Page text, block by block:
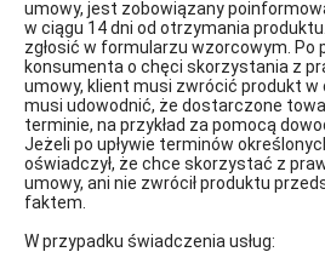
umowy, jest zobowiązany
w ciągu 14 dni od otrzymania
zgłosić w formularzu wzorcowym. Po
konsumenta o chęci skorzystania z
umowy, klient musi zwrócić produkt w
musi udowodnić, że dostarczone
terminie, na przykład za pomocą
Jeżeli po upływie terminów
oświadczył, że chce skorzystać z
umowy, ani nie zwrócił produktu
faktem.
W przypadku świadczenia usług: